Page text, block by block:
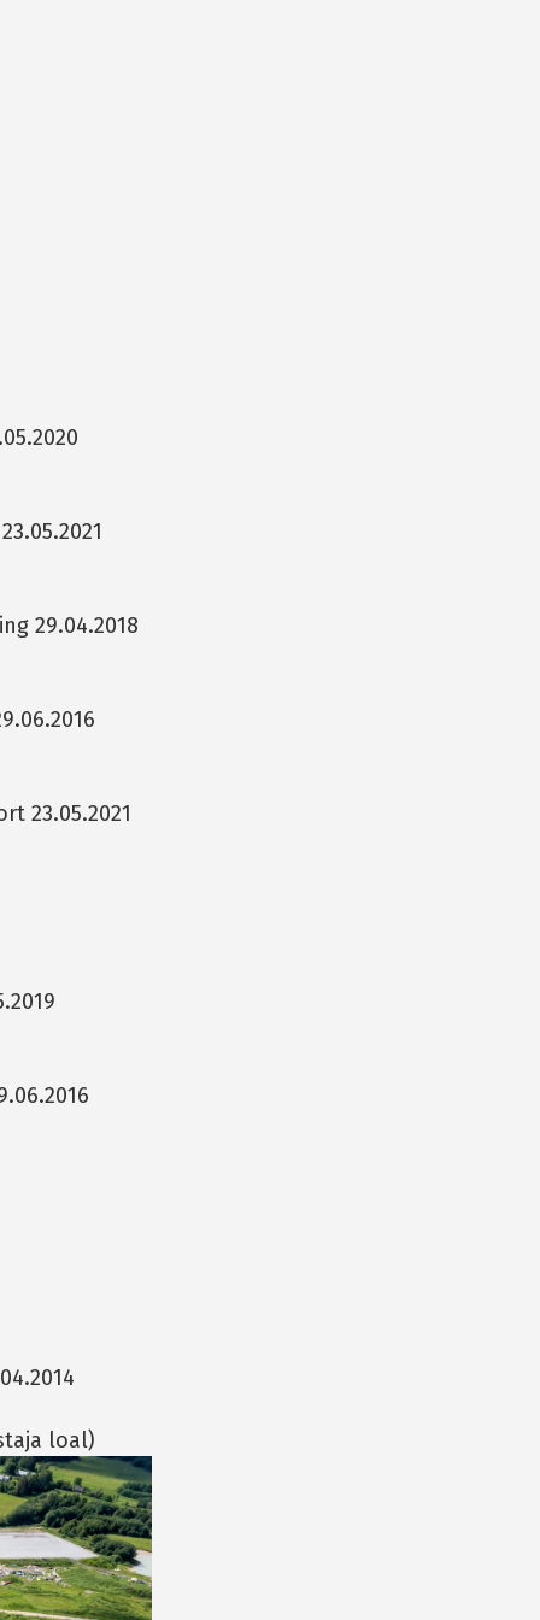
29.04.2018
23.05.2021
loal)